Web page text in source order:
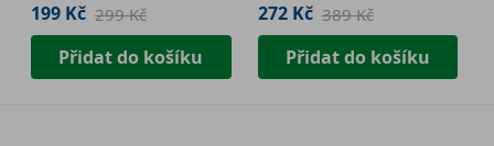
199 Kč 299 Kč
Přidat do košíku
272 Kč 389 Kč
Přidat do košíku